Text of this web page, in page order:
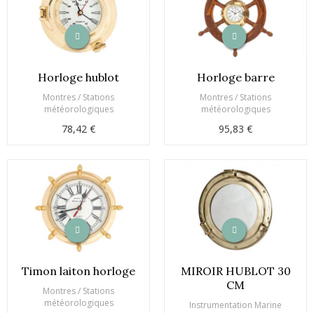
Horloge hublot
Montres / Stations
météorologiques
78,42 €
Horloge barre
Montres / Stations
météorologiques
95,83 €
Timon laiton horloge
Montres / Stations
météorologiques
MIROIR HUBLOT 30
CM
Instrumentation Marine